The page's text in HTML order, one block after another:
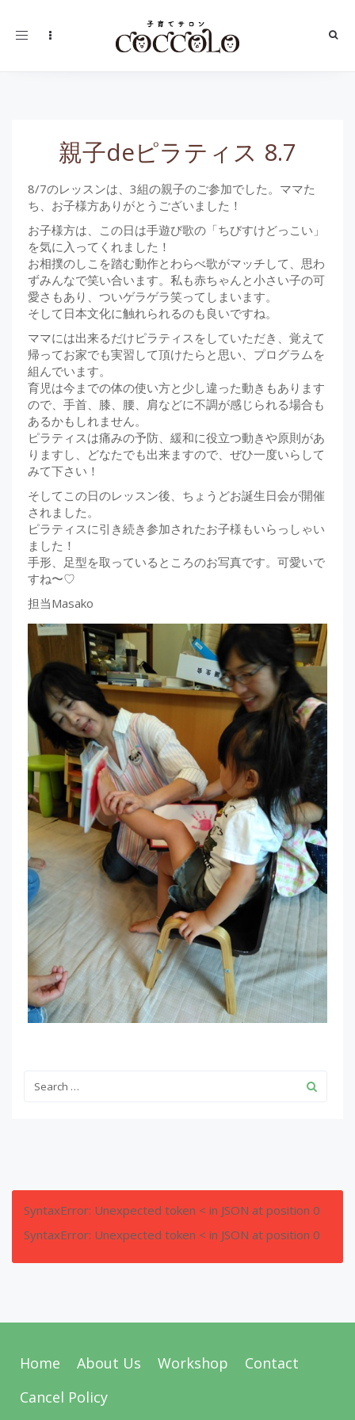
Toggle
親子deピラティス 8.7
8/7のレッスンは、3組の親子のご参加でした。ママた
ち、お子様方ありがとうございました！
お子様方は、この日は手遊び歌の「ちびすけどっこい」
を気に入ってくれました！
お相撲のしこを踏む動作とわらべ歌がマッチして、思わ
ずみんなで笑い合います。私も赤ちゃんと小さい子の可
愛さもあり、ついゲラゲラ笑ってしまいます。
そして日本文化に触れられるのも良いですね。
ママには出来るだけピラティスをしていただき、覚えて
帰ってお家でも実習して頂けたらと思い、プログラムを
組んでいます。
育児は今までの体の使い方と少し違った動きもあります
ので、手首、膝、腰、肩などに不調が感じられる場合も
あるかもしれません。
ピラティスは痛みの予防、緩和に役立つ動きや原則があ
りますし、どなたでも出来ますので、ぜひ一度いらして
みて下さい！
そしてこの日のレッスン後、ちょうどお誕生日会が開催
されました。
ピラティスに引き続き参加されたお子様もいらっしゃい
ました！
手形、足型を取っているところのお写真です。可愛いで
すね〜♡
担当Masako
SyntaxError: Unexpected token < in JSON at position 0
SyntaxError: Unexpected token < in JSON at position 0
Home About Us Workshop
Contact
Cancel Policy